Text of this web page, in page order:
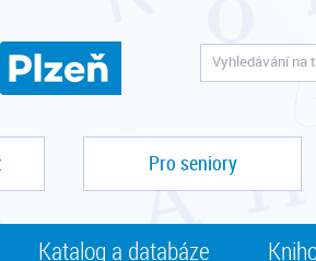
Pro seniory
Katalog a databáze